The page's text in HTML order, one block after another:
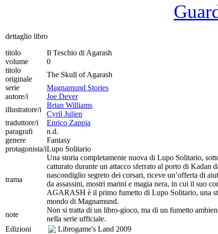
dettaglio libro
titolo
Il Teschio di Agarash
volume
0
titolo
originale
The Skull of Agarash
serie
Magnamund Stories
autore/i
Joe Dever
illustratore/i
Brian Williams
Cyril Julien
traduttore/i
Enrico Zappia
paragrafi
n.d.
genere
Fantasy
protagonista/iLupo Solitario
trama
Una storia completamente nuova di Lupo Solitario,
catturato durante un attacco sferrato al porto di
nascondiglio segreto dei corsari, riceve un’offerta di
da assassini, mostri marini e magia nera, in cui il suo
AGARASH è il primo fumetto di Lupo Solitario, una
mondo di Magnamund.
note
Non si tratta di un libro-gioco, ma di un fumetto
nella serie ufficiale.
Edizioni
Librogame's Land 2009